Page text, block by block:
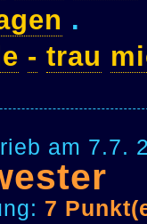
.
- trau
am 7.7.
7